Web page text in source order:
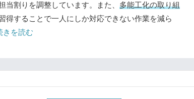
当割りを調整しています。また、 多能工化の取り組
得することで一人にしか対応できない作業を減ら
きを読む